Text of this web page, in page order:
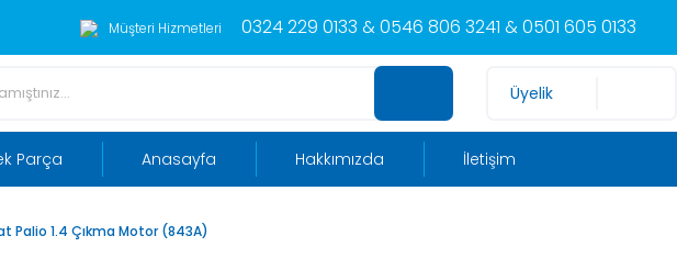
Müşteri Hizmetleri 0324 229 0133 & 0546 806 3241 & 0501 605 0133
Üyelik
Parça Anasayfa Hakkımızda İletişim
Palio 1.4 Çıkma Motor (843A)